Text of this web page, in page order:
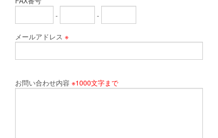
-
-
メールアドレス ※
お問い合わせ内容 ※1000文字まで